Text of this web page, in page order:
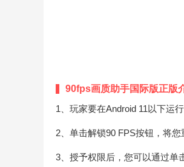
90fps画质助手国际版正版
1、玩家要在Android 11以下运
2、单击解锁90 FPS按钮，将您
3、授予权限后，您可以通过单